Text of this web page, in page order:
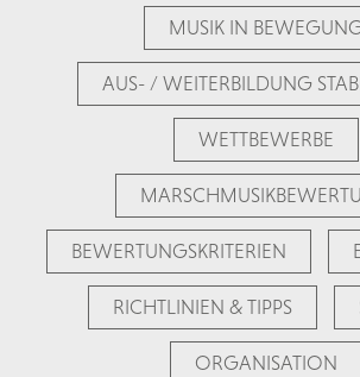
MUSIK IN
AUS- / WEITERBILDUNG
WETTBEWERBE
BEWERTUNGSKRITERIEN
RICHTLINIEN & TIPPS
ORGANISATION